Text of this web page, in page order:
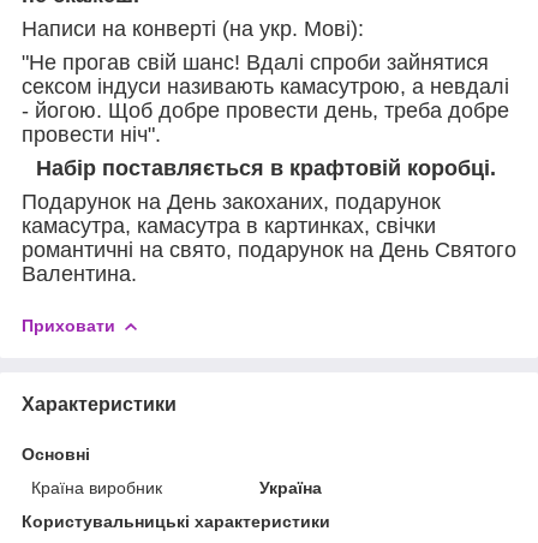
Написи на конверті (на укр. Мові):
"Не прогав свій шанс! Вдалі спроби зайнятися
сексом індуси називають камасутрою, а невдалі
- йогою. Щоб добре провести день, треба добре
провести ніч".
Набір поставляється в крафтовій коробці.
Подарунок на День закоханих, подарунок
камасутра, камасутра в картинках, свічки
романтичні на свято, подарунок на День Святого
Валентина.
Приховати
Характеристики
Основні
Країна виробник
Україна
Користувальницькі характеристики